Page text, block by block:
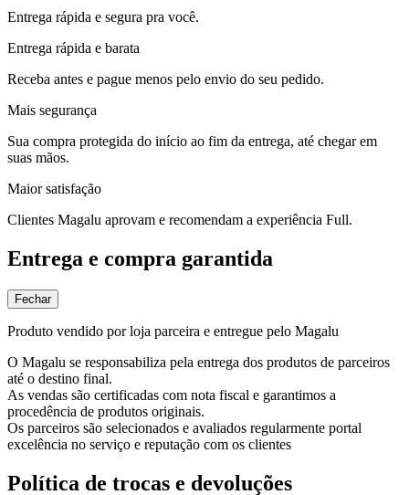
Entrega rápida e segura pra você.
Entrega rápida e barata
Receba antes e pague menos pelo envio do seu pedido.
Mais segurança
Sua compra protegida do início ao fim da entrega, até chegar em
suas mãos.
Maior satisfação
Clientes Magalu aprovam e recomendam a experiência Full.
Entrega e compra garantida
Fechar
Produto vendido por loja parceira e entregue pelo Magalu
O Magalu se responsabiliza pela entrega dos produtos de parceiros
até o destino final.
As vendas são certificadas com nota fiscal e garantimos a
procedência de produtos originais.
Os parceiros são selecionados e avaliados regularmente portal
excelência no serviço e reputação com os clientes
Política de trocas e devoluções